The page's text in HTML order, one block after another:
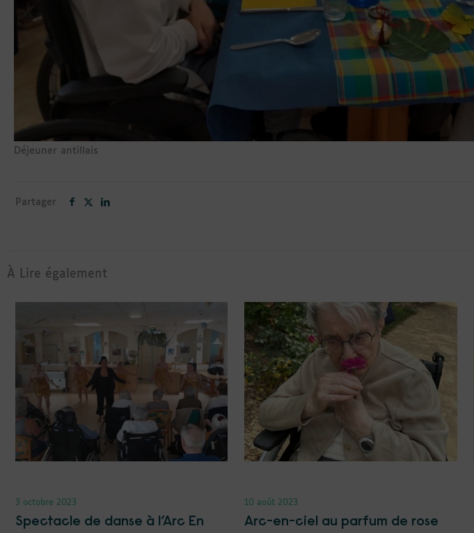
Déjeuner antillais
Partager
À Lire également
3 octobre 2023
Spectacle de danse à l’Arc En
10 août 2023
Arc-en-ciel au parfum de rose